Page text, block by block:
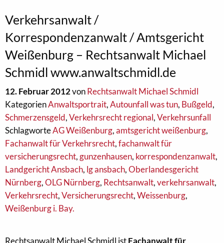
Verkehrsanwalt /
Korrespondenzanwalt / Amtsgericht
Weißenburg – Rechtsanwalt Michael
Schmidl www.anwaltschmidl.de
12. Februar 2012vonRechtsanwalt Michael Schmidl
KategorienAnwaltsportrait,Autounfall was tun, Bußgeld,
Schmerzensgeld,Verkehrsrecht regional,Verkehrsunfall
SchlagworteAG Weißenburg,amtsgericht weißenburg,
Fachanwalt für Verkehrsrecht,fachanwalt für
versicherungsrecht, gunzenhausen, korrespondenzanwalt,
Landgericht Ansbach, lg ansbach,Oberlandesgericht
Nürnberg,OLG Nürnberg, Rechtsanwalt,verkehrsanwalt,
Verkehrsrecht,Versicherungsrecht,Weissenburg,
Weißenburg i. Bay.
Rechtsanwalt Michael Schmidl istFachanwalt für